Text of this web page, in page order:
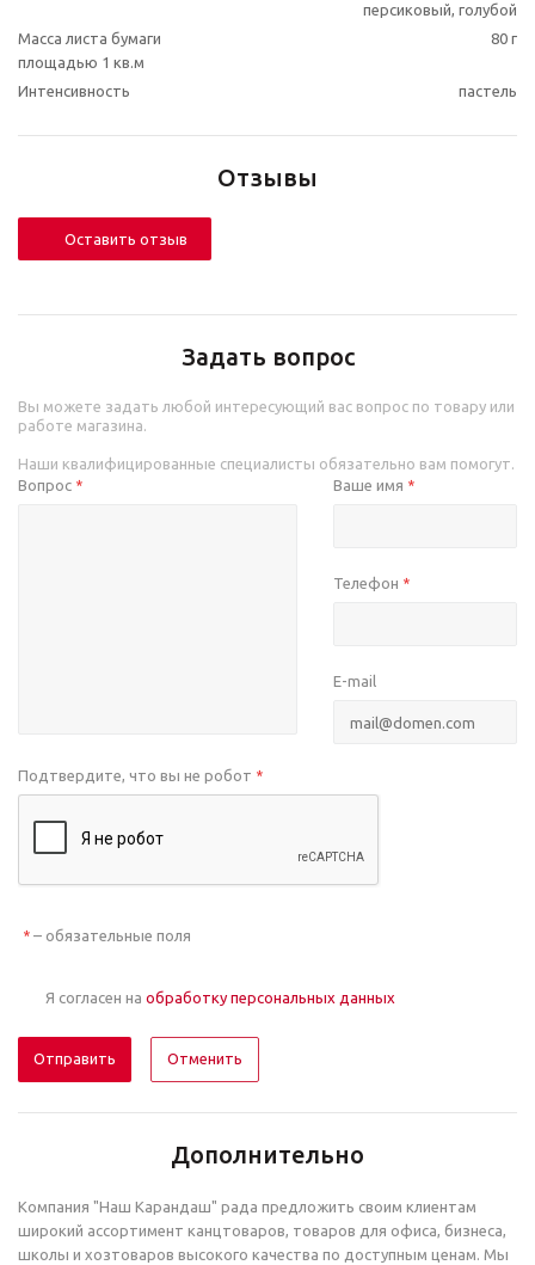
персиковый, голубой
Масса листа бумаги
площадью 1 кв.м
80 г
Интенсивность пастель
Отзывы
Оставить отзыв
Задать вопрос
Вы можете задать любой интересующий вас вопрос по товару или
работе магазина.
Наши квалифицированные специалисты обязательно вам помогут.
Вопрос * Ваше имя *
Телефон *
E-mail
Подтвердите, что вы не робот *
* – обязательные поля
Я согласен на обработку персональных данных
Отменить
Дополнительно
Компания "Наш Карандаш" рада предложить своим клиентам
широкий ассортимент канцтоваров, товаров для офиса, бизнеса,
школы и хозтоваров высокого качества по доступным ценам. Мы